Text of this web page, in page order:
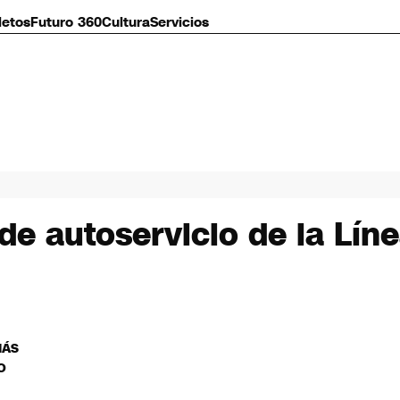
Futuro 360CulturaServicios
autoservicio de la